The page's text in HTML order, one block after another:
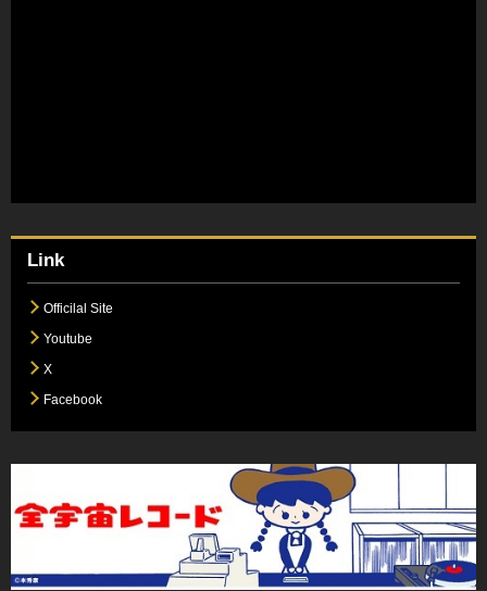
Link
Officilal Site
Youtube
X
Facebook